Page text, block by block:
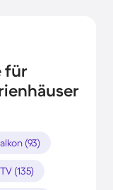
für
(93)
TV (135)